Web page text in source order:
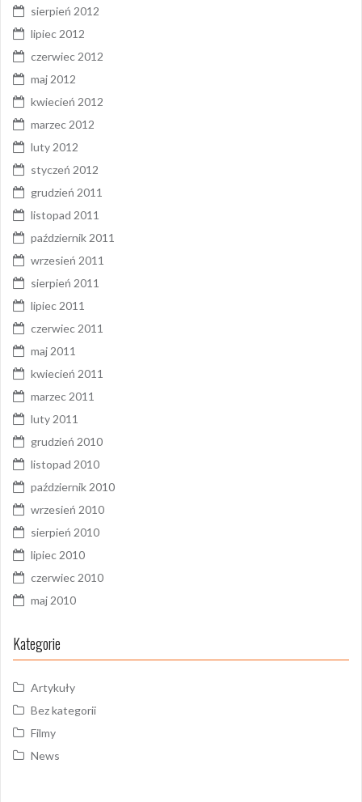
sierpień 2012
lipiec 2012
czerwiec 2012
maj 2012
kwiecień 2012
marzec 2012
luty 2012
styczeń 2012
grudzień 2011
listopad 2011
październik 2011
wrzesień 2011
sierpień 2011
lipiec 2011
czerwiec 2011
maj 2011
kwiecień 2011
marzec 2011
luty 2011
grudzień 2010
listopad 2010
październik 2010
wrzesień 2010
sierpień 2010
lipiec 2010
czerwiec 2010
maj 2010
Kategorie
Artykuły
Bez kategorii
Filmy
News